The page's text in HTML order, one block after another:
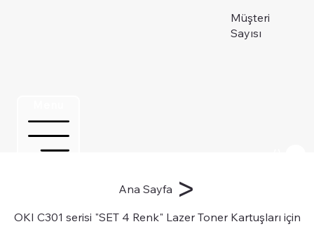
Müşteri
Sayısı
Ana Sayfa >
OKI C301 serisi "SET 4 Renk" Lazer Toner Kartuşları için